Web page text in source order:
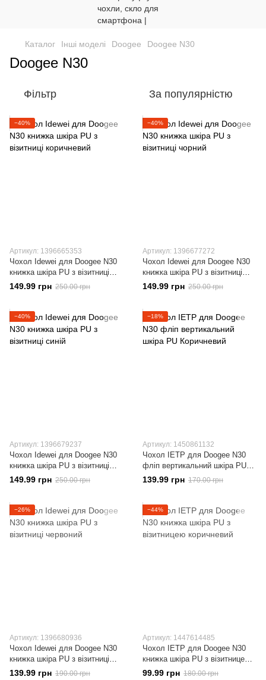
Каталог Інші моделі Doogee Doogee N30
Doogee N30
Фільтр За популярністю
−40%
Артикул: 1396665353
Чохол Idewei для Doogee N30
книжка шкіра PU з візитниці
коричневий
149.99 грн 250.00 грн
−40%
Артикул: 1396677272
Чохол Idewei для Doogee N30
книжка шкіра PU з візитниці
чорний
149.99 грн 250.00 грн
−40%
Артикул: 1396679237
Чохол Idewei для Doogee N30
книжка шкіра PU з візитниці
синій
149.99 грн 250.00 грн
−18%
Артикул: 1450861132
Чохол IETP для Doogee N30
фліп вертикальний шкіра PU
Коричневий
139.99 грн 170.00 грн
−26%
Артикул: 1396680936
Чохол Idewei для Doogee N30
книжка шкіра PU з візитниці
червоний
139.99 грн 190.00 грн
−44%
Артикул: 1447614485
Чохол IETP для Doogee N30
книжка шкіра PU з візитницею
коричневий
99.99 грн 180.00 грн